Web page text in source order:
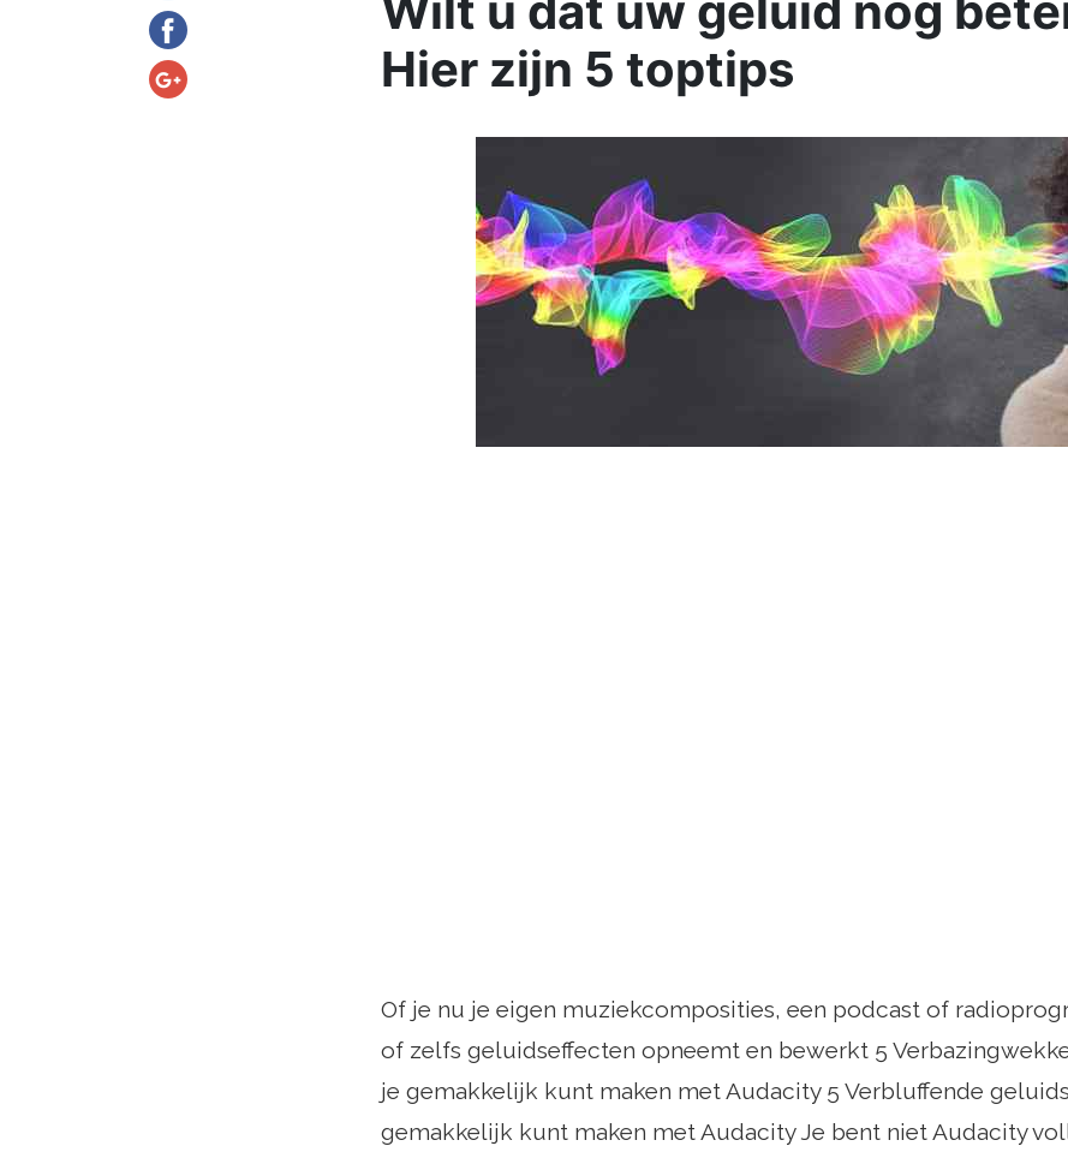
Hier zijn 5 toptips
Of je nu je eigen muziekcomposities, een podcast of
of zelfs geluidseffecten opneemt en bewerkt 5
je gemakkelijk kunt maken met Audacity 5 Verbluffende
gemakkelijk kunt maken met Audacity Je bent niet Audacity